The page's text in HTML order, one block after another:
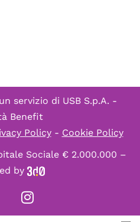
servizio di USB S.p.A. -
Benefit
Policy- Cookie Policy
Sociale € 2.000.000 –
by